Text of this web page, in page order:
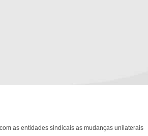
as entidades sindicais as mudanças unilaterais